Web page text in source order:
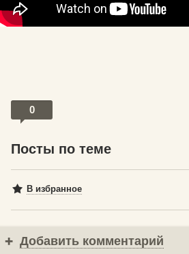
0
Посты по теме
В избранное
Добавить комментарий